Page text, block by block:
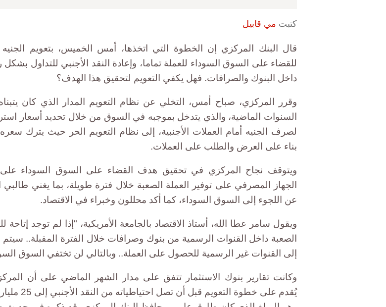
كتبت مي قابيل
قال البنك المركزي إن الخطوة التي اتخذها، أمس الخميس، بتعويم
للقضاء على السوق السوداء للعملة تماما، وإعادة النقد الأجنبي للتداول
داخل البنوك والصرافات. فهل يكفي التعويم لتحقيق هذا الهدف؟
وقرر المركزي، صباح أمس، التخلي عن نظام التعويم المدار الذي كان
السنوات الماضية، والذي يتدخل بموجبه في السوق من خلال تحديد أسعار
لصرف الجنيه أمام العملات الأجنبية، إلى نظام التعويم الحر حيث يترك
بناء على العرض والطلب على العملات.
ويتوقف نجاح المركزي في تحقيق هدف القضاء على السوق السوداء
الجهاز المصرفي على توفير العملة الصعبة خلال فترة طويلة، بما يغني طالبي
عن اللجوء إلى السوق السوداء، كما أكد محللون وخبراء في الاقتصاد.
ويقول سامر عطا الله، أستاذ الاقتصاد بالجامعة الأمريكية، "إذا لم توجد إتاحة
الصعبة داخل القنوات الرسمية من بنوك وصرافات خلال الفترة المقبلة.. سيتم
إلى القنوات غير الرسمية للحصول على العملة.. وبالتالي لن تختفي السوق
وكانت تقارير بنوك الاستثمار تتفق على مدار الشهر الماضي على أن
يُقدم على خطوة التعويم قبل أن